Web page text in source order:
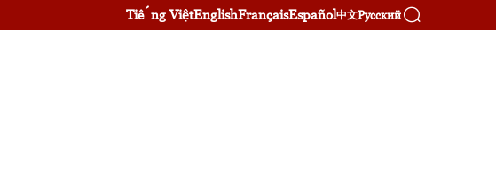
Tiếng ViệtEnglishFrançaisEspañol中文Русский